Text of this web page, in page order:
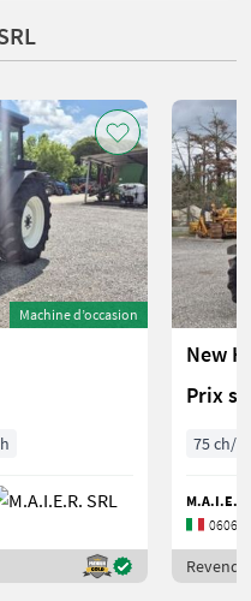
Machine d’occasion
New
Prix
75 ch/
M.A.I.E.R.
06062